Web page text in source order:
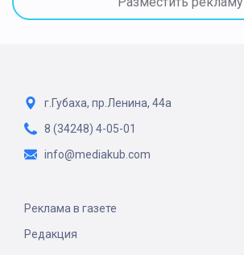
г.Губаха, пр.Ленина, 44а
8 (34248) 4-05-01
info@mediakub.com
Реклама в газете
Редакция